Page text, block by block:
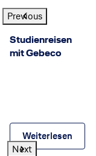
Previous
Studienreisen
mit Gebeco
Weiterlesen
Next